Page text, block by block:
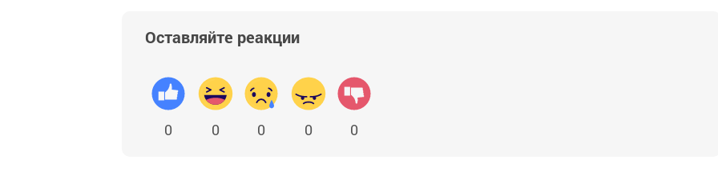
Оставляйте реакции
0 0 0 0 0